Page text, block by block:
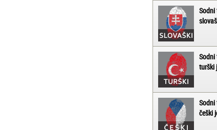
Sodni
Sodni
turški
Sodni
češki